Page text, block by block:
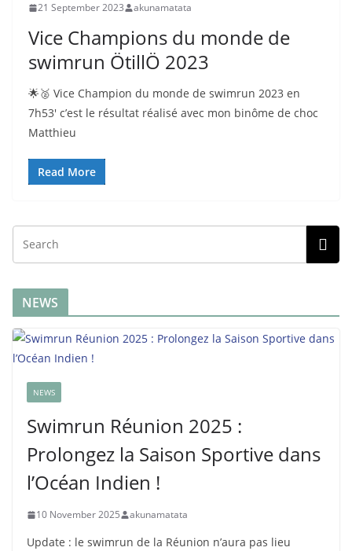
21 September 2023 akunamatata
Vice Champions du monde de
swimrun ÖtillÖ 2023
🌟🥈 Vice Champion du monde de swimrun 2023 en
7h53′ c’est le résultat réalisé avec mon binôme de choc
Matthieu
Read More
NEWS
NEWS
Swimrun Réunion 2025 :
Prolongez la Saison Sportive dans
l’Océan Indien !
10 November 2025 akunamatata
Update : le swimrun de la Réunion n’aura pas lieu